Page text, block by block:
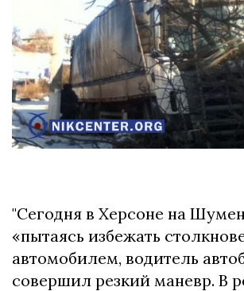
"Сегодня в Херсоне на
«пытаясь избежать
автомобилем, водитель
совершил резкий маневр. В